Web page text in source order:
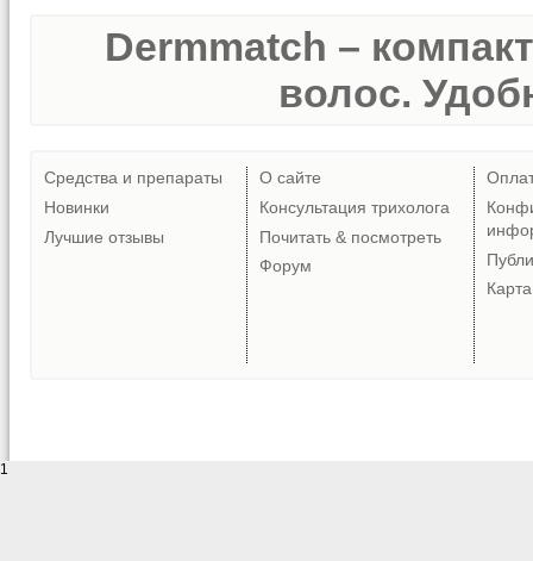
Dermmatch –
волос.
Средства и препараты
Новинки
Лучшие отзывы
О сайте
Консультация трихолога
Почитать & посмотреть
Форум
1